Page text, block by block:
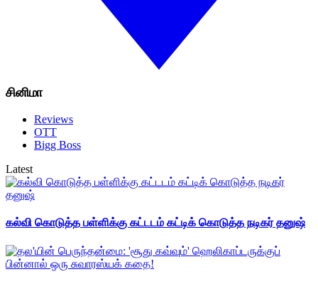
சினிமா
Reviews
OTT
Bigg Boss
Latest
கல்வி கொடுத்த பள்ளிக்கு கட்டடம் கட்டிக் கொடுத்த நடிகர் தனுஷ்